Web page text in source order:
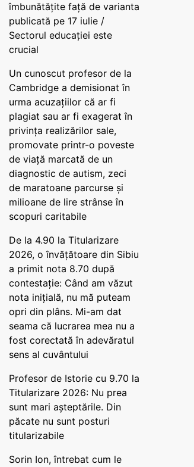
îmbunătățite față de varianta
publicată pe 17 iulie /
Sectorul educației este
crucial
Un cunoscut profesor de la
Cambridge a demisionat în
urma acuzațiilor că ar fi
plagiat sau ar fi exagerat în
privința realizărilor sale,
promovate printr-o poveste
de viață marcată de un
diagnostic de autism, zeci
de maratoane parcurse și
milioane de lire strânse în
scopuri caritabile
De la 4.90 la Titularizare
2026, o învățătoare din Sibiu
a primit nota 8.70 după
contestație: Când am văzut
nota inițială, nu mă puteam
opri din plâns. Mi-am dat
seama că lucrarea mea nu a
fost corectată în adevăratul
sens al cuvântului
Profesor de Istorie cu 9.70 la
Titularizare 2026: Nu prea
sunt mari așteptările. Din
păcate nu sunt posturi
titularizabile
Sorin Ion, întrebat cum le